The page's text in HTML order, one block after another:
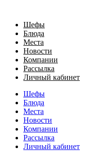
Шефы
Блюда
Места
Новости
Компании
Рассылка
Личный кабинет
Шефы
Блюда
Места
Новости
Компании
Рассылка
Личный кабинет